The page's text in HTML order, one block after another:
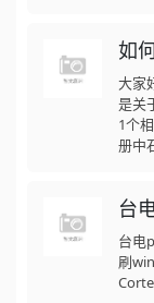
如
大家
是关
1个
册中
台
台电
刷